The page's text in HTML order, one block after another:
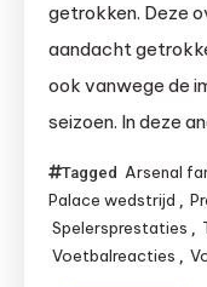
getrokken. Deze
aandacht
ook vanwege de
seizoen. In deze
Tagged Arsenal
Palace wedstrijd ,
Spelersprestaties ,
Voetbalreacties ,